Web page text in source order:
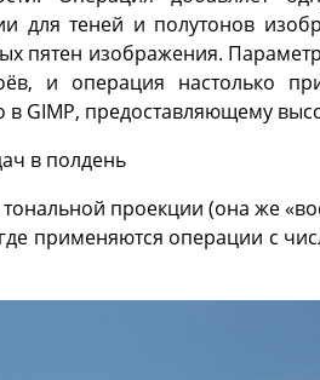
для теней и полутонов
пятен изображения.
и операция настолько
в GIMP, предоставляющему
в полдень
проекции (она же
применяются операции с